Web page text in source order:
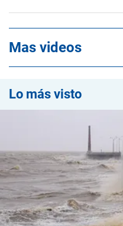
Mas videos
Lo más visto